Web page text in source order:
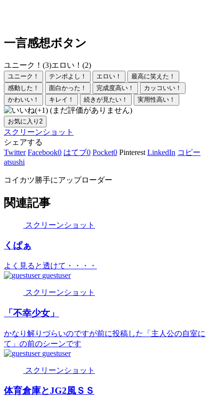
一言感想ボタン
ユニーク！(3)エロい！(2)
ユニーク！ テンポよし！ エロい！
最高に笑えた！
感動した！
面白かった！ 完成度高い！
カッコいい！
かわいい！
キレイ！ 続きが見たい！ 実用性高い！
(まだ評価がありません)
お気に入り 2
スクリーンショット
シェアする
Twitter Facebook0 はてブ0 Pocket0 Pinterest LinkedIn コピー
atsushi
コイカツ勝手にアップローダー
関連記事
スクリーンショット
くぱぁ
よく見ると透けて・・・・
guestuser
スクリーンショット
「不幸少女」
かなり解りづらいのですが前に投稿した「主人公の自室に
て」の前のシーンです
guestuser
スクリーンショット
体育倉庫とJG2風ＳＳ